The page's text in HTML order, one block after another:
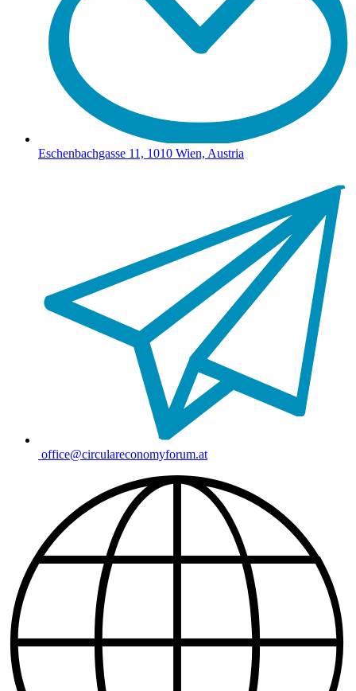
Eschenbachgasse 11, 1010 Wien, Austria
office@circulareconomyforum.at